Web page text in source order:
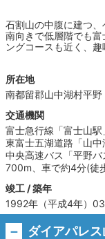
石割山の中腹に建つ
南向きで低層階でも
ングコースも近く、趣
所在地
南都留郡山中湖村平野
交通機関
富士急行線「富士山
東富士五湖道路「山
中央高速バス「平野
700m、車で約4分(徒
竣工 / 築年
1992年（平成4年
ダイアパレス